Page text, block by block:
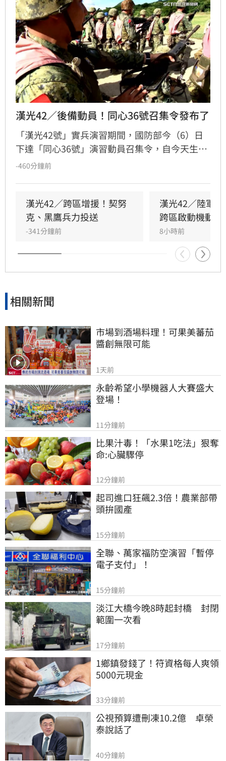
漢光42／後備動員！同心36號召集令發布了
「漢光42號」實兵演習期間，國防部今（6）日
下達「同心36號」演習動員召集令，自今天生
效。
-460分鐘前
漢光42／跨區增援！契努
克、黑鷹兵力投送
-341分鐘前
漢光42／陸軍
跨區啟動機動長
8小時前
相關新聞
市場到酒場料理！可果美蕃茄
醬創無限可能
1天前
永齡希望小學機器人大賽盛大
登場！
11分鐘前
比果汁毒！「水果1吃法」狠奪
命:心臟驟停
12分鐘前
起司進口狂飆2.3倍！農業部帶
頭拚國產
15分鐘前
全聯、萬家福防空演習「暫停
電子支付」！
15分鐘前
淡江大橋今晚8時起封橋　封閉
範圍一次看
17分鐘前
1鄉鎮發錢了！符資格每人爽領
5000元現金
33分鐘前
公視預算遭刪凍10.2億　卓榮
泰說話了
40分鐘前